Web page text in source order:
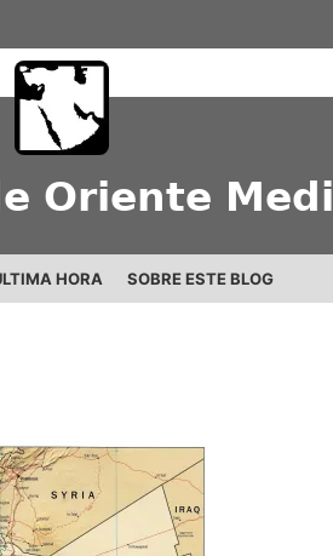
Oriente
HORA SOBRE ESTE BLOG